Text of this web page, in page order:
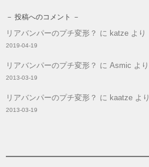
－ 投稿へのコメント －
リアバンパーのプチ変形？ に katze より
2019-04-19
リアバンパーのプチ変形？ に Asmic より
2013-03-19
リアバンパーのプチ変形？ に kaatze より
2013-03-19